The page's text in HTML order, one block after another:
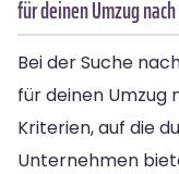
für deinen Umzug
Bei der Suche
für deinen Umzug
Kriterien, auf die
Unternehmen